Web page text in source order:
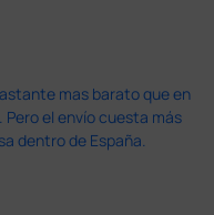
mas barato que en
el envío cuesta más
dentro de España.